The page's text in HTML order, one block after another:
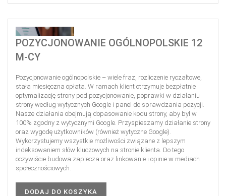
POZYCJONOWANIE OGÓLNOPOLSKIE 12
M-CY
Pozycjonowanie ogólnopolskie – wiele fraz, rozliczenie ryczałtowe,
stała miesięczna opłata. W ramach klient otrzymuje bezpłatnie
optymalizację strony pod pozycjonowanie, poprawki w działaniu
strony według wytycznych Google i panel do sprawdzania pozycji.
Nasze działania obejmują dopasowanie kodu strony, aby był w
100% zgodny z wytycznymi Google. Przyspieszamy działanie strony
oraz wygodę użytkowników (również wytyczne Google).
Wykorzystujemy wszystkie możliwości związane z lepszym
indeksowaniem słów kluczowych na stronie klienta. Do tego
oczywiście budowa zaplecza oraz linkowanie i opinie w mediach
społecznościowych.
DODAJ DO KOSZYKA